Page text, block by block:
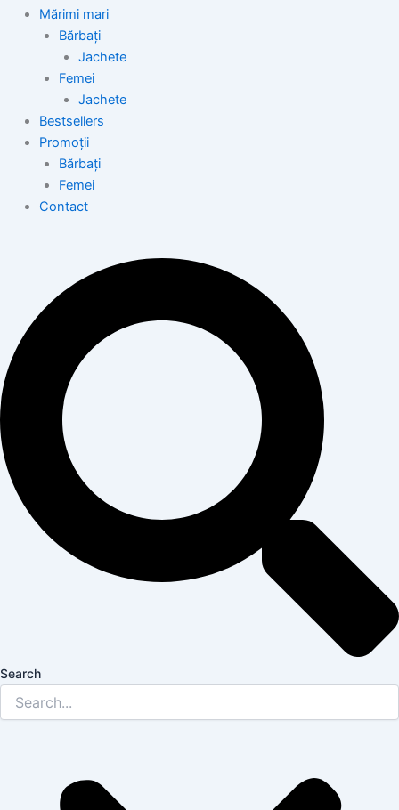
Mărimi mari
Bărbați
Jachete
Femei
Jachete
Bestsellers
Promoții
Bărbați
Femei
Contact
Search